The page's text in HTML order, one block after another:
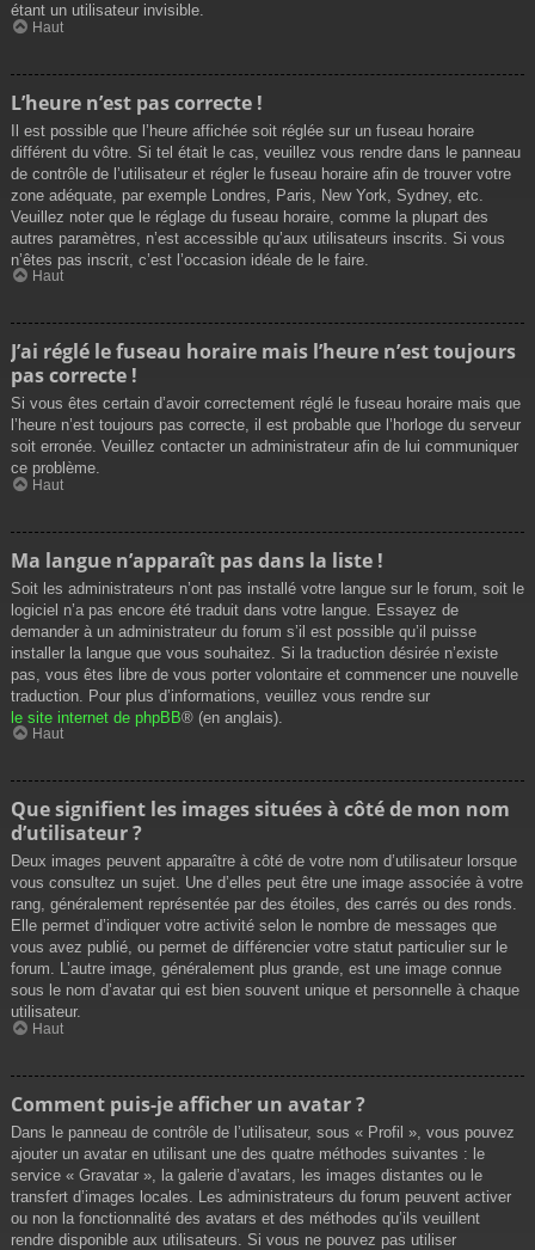
étant un utilisateur invisible.
Haut
L’heure n’est pas correcte !
Il est possible que l’heure affichée soit réglée sur un fuseau horaire
différent du vôtre. Si tel était le cas, veuillez vous rendre dans le panneau
de contrôle de l’utilisateur et régler le fuseau horaire afin de trouver votre
zone adéquate, par exemple Londres, Paris, New York, Sydney, etc.
Veuillez noter que le réglage du fuseau horaire, comme la plupart des
autres paramètres, n’est accessible qu’aux utilisateurs inscrits. Si vous
n’êtes pas inscrit, c’est l’occasion idéale de le faire.
Haut
J’ai réglé le fuseau horaire mais l’heure n’est toujours
pas correcte !
Si vous êtes certain d’avoir correctement réglé le fuseau horaire mais que
l’heure n’est toujours pas correcte, il est probable que l’horloge du serveur
soit erronée. Veuillez contacter un administrateur afin de lui communiquer
ce problème.
Haut
Ma langue n’apparaît pas dans la liste !
Soit les administrateurs n’ont pas installé votre langue sur le forum, soit le
logiciel n’a pas encore été traduit dans votre langue. Essayez de
demander à un administrateur du forum s’il est possible qu’il puisse
installer la langue que vous souhaitez. Si la traduction désirée n’existe
pas, vous êtes libre de vous porter volontaire et commencer une nouvelle
traduction. Pour plus d’informations, veuillez vous rendre sur
le site internet de phpBB® (en anglais).
Haut
Que signifient les images situées à côté de mon nom
d’utilisateur ?
Deux images peuvent apparaître à côté de votre nom d’utilisateur lorsque
vous consultez un sujet. Une d’elles peut être une image associée à votre
rang, généralement représentée par des étoiles, des carrés ou des ronds.
Elle permet d’indiquer votre activité selon le nombre de messages que
vous avez publié, ou permet de différencier votre statut particulier sur le
forum. L’autre image, généralement plus grande, est une image connue
sous le nom d’avatar qui est bien souvent unique et personnelle à chaque
utilisateur.
Haut
Comment puis-je afficher un avatar ?
Dans le panneau de contrôle de l’utilisateur, sous « Profil », vous pouvez
ajouter un avatar en utilisant une des quatre méthodes suivantes : le
service « Gravatar », la galerie d’avatars, les images distantes ou le
transfert d’images locales. Les administrateurs du forum peuvent activer
ou non la fonctionnalité des avatars et des méthodes qu’ils veuillent
rendre disponible aux utilisateurs. Si vous ne pouvez pas utiliser